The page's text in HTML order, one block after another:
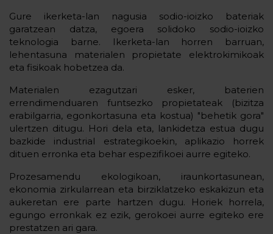
Gure ikerketa-lan nagusia sodio-ioizko bateriak
garatzean datza, egoera solidoko sodio-ioizko
teknologia barne. Ikerketa-lan horren barruan,
lehentasuna materialen propietate elektrokimikoak
eta fisikoak hobetzea da.
Materialen ezagutzari esker, baterien
errendimenduaren funtsezko propietateak (bizitza
erabilgarria, egonkortasuna eta kostua) "behetik gora"
ulertzen ditugu. Hori dela eta, lankidetza estua dugu
bazkide industrial estrategikoekin, aplikazio horrek
dituen erronka eta behar espezifikoei aurre egiteko.
Prozesamendu ekologikoan, iraunkortasunean,
ekonomia zirkularrean eta birziklatzeko eskakizun eta
aukeretan ere parte hartzen dugu. Horiek horrela,
egungo erronkak ez ezik, gerokoei aurre egiteko ere
prestatzen ari gara.